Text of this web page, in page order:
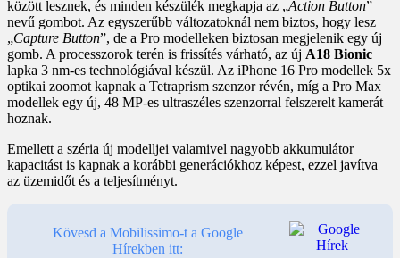
között lesznek, és minden készülék megkapja az „Action Button”
nevű gombot. Az egyszerűbb változatoknál nem biztos, hogy lesz
„Capture Button”, de a Pro modelleken biztosan megjelenik egy új
gomb. A processzorok terén is frissítés várható, az új A18 Bionic
lapka 3 nm-es technológiával készül. Az iPhone 16 Pro modellek 5x
optikai zoomot kapnak a Tetraprism szenzor révén, míg a Pro Max
modellek egy új, 48 MP-es ultraszéles szenzorral felszerelt kamerát
hoznak.
Emellett a széria új modelljei valamivel nagyobb akkumulátor
kapacitást is kapnak a korábbi generációkhoz képest, ezzel javítva
az üzemidőt és a teljesítményt.
Kövesd a Mobilissimo-t a Google
Hírekben itt: